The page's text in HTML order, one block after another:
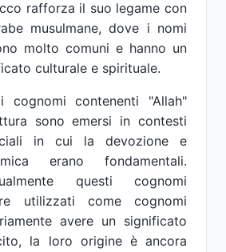
rafforza il suo legame con
musulmane, dove i nomi
molto comuni e hanno un
culturale e spirituale.
cognomi contenenti "Allah"
sono emersi in contesti
in cui la devozione e
erano fondamentali.
questi cognomi
utilizzati come cognomi
avere un significato
la loro origine è ancora